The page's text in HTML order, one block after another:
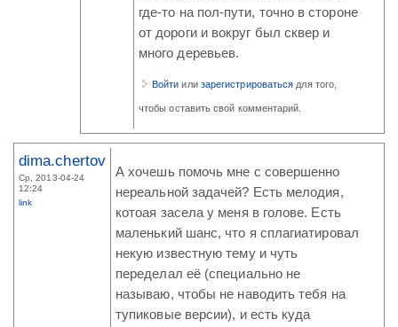
где-то на пол-пути, точно в стороне
от дороги и вокруг был сквер и
много деревьев.
Войти или зарегистрироваться для того,
чтобы оставить свой комментарий.
dima.chertov
Ср, 2013-04-24
12:24
link
А хочешь помочь мне с совершенно
нереальной задачей? Есть мелодия,
котоая засела у меня в голове. Есть
маленький шанс, что я сплагиатировал
некую известную тему и чуть
переделал её (специально не
называю, чтобы не наводить тебя на
тупиковые версии), и есть куда